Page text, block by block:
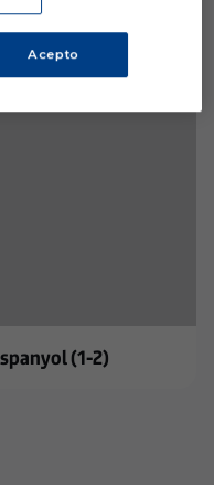
(1-2)
Acepto